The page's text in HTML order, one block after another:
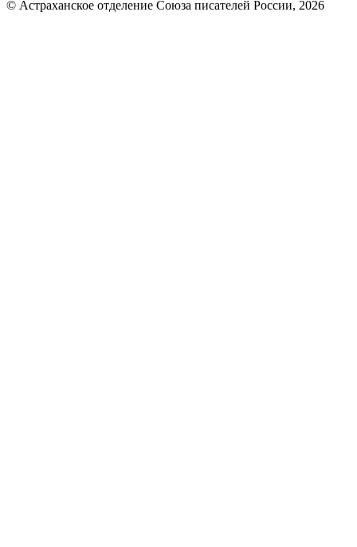
© Астраханское отделение Союза писателей России, 2026